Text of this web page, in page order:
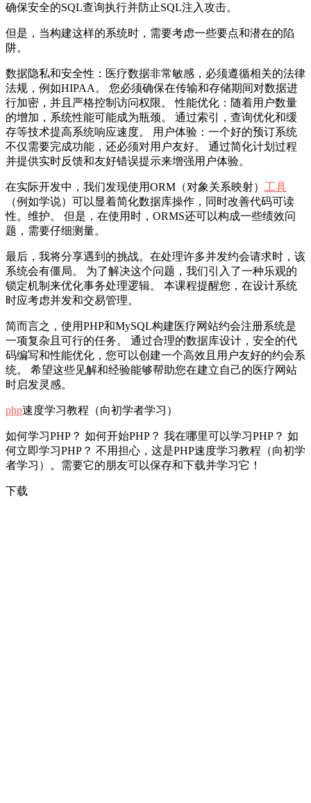
确保安全的SQL查询执行并防止SQL注入攻击。
但是，当构建这样的系统时，需要考虑一些要点和潜在的陷
阱。
数据隐私和安全性：医疗数据非常敏感，必须遵循相关的法律
法规，例如HIPAA。 您必须确保在传输和存储期间对数据进
行加密，并且严格控制访问权限。 性能优化：随着用户数量
的增加，系统性能可能成为瓶颈。 通过索引，查询优化和缓
存等技术提高系统响应速度。 用户体验：一个好的预订系统
不仅需要完成功能，还必须对用户友好。 通过简化计划过程
并提供实时反馈和友好错误提示来增强用户体验。
在实际开发中，我们发现使用ORM（对象关系映射） 工具
（例如学说）可以显着简化数据库操作，同时改善代码可读
性。维护。 但是，在使用时，ORMS还可以构成一些绩效问
题，需要仔细测量。
最后，我将分享遇到的挑战。在处理许多并发约会请求时，该
系统会有僵局。 为了解决这个问题，我们引入了一种乐观的
锁定机制来优化事务处理逻辑。 本课程提醒您，在设计系统
时应考虑并发和交易管理。
简而言之，使用PHP和MySQL构建医疗网站约会注册系统是
一项复杂且可行的任务。 通过合理的数据库设计，安全的代
码编写和性能优化，您可以创建一个高效且用户友好的约会系
统。 希望这些见解和经验能够帮助您在建立自己的医疗网站
时启发灵感。
php速度学习教程（向初学者学习）
如何学习PHP？ 如何开始PHP？ 我在哪里可以学习PHP？ 如
何立即学习PHP？ 不用担心，这是PHP速度学习教程（向初学
者学习）。需要它的朋友可以保存和下载并学习它！
下载